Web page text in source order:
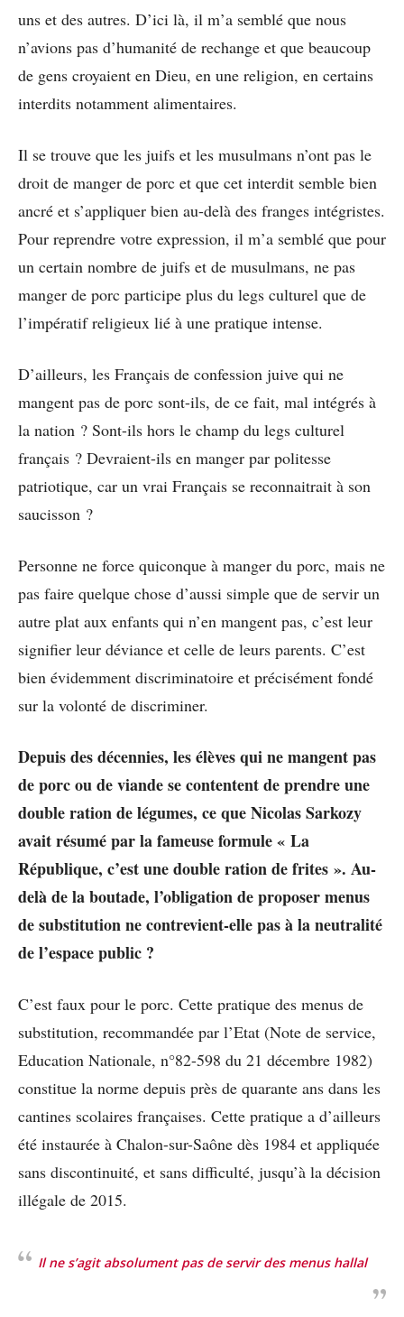
uns et des autres. D’ici là, il m’a semblé que nous
n’avions pas d’humanité de rechange et que beaucoup
de gens croyaient en Dieu, en une religion, en certains
interdits notamment alimentaires.
Il se trouve que les juifs et les musulmans n’ont pas le
droit de manger de porc et que cet interdit semble bien
ancré et s’appliquer bien au-delà des franges intégristes.
Pour reprendre votre expression, il m’a semblé que pour
un certain nombre de juifs et de musulmans, ne pas
manger de porc participe plus du legs culturel que de
l’impératif religieux lié à une pratique intense.
D’ailleurs, les Français de confession juive qui ne
mangent pas de porc sont-ils, de ce fait, mal intégrés à
la nation ? Sont-ils hors le champ du legs culturel
français ? Devraient-ils en manger par politesse
patriotique, car un vrai Français se reconnaitrait à son
saucisson ?
Personne ne force quiconque à manger du porc, mais ne
pas faire quelque chose d’aussi simple que de servir un
autre plat aux enfants qui n’en mangent pas, c’est leur
signifier leur déviance et celle de leurs parents. C’est
bien évidemment discriminatoire et précisément fondé
sur la volonté de discriminer.
Depuis des décennies, les élèves qui ne mangent pas
de porc ou de viande se contentent de prendre une
double ration de légumes, ce que Nicolas Sarkozy
avait résumé par la fameuse formule « La
République, c’est une double ration de frites ». Au-
delà de la boutade, l’obligation de proposer menus
de substitution ne contrevient-elle pas à la neutralité
de l’espace public ?
C’est faux pour le porc. Cette pratique des menus de
substitution, recommandée par l’Etat (Note de service,
Education Nationale, n°82-598 du 21 décembre 1982)
constitue la norme depuis près de quarante ans dans les
cantines scolaires françaises. Cette pratique a d’ailleurs
été instaurée à Chalon-sur-Saône dès 1984 et appliquée
sans discontinuité, et sans difficulté, jusqu’à la décision
illégale de 2015.
Il ne s’agit absolument pas de servir des menus hallal